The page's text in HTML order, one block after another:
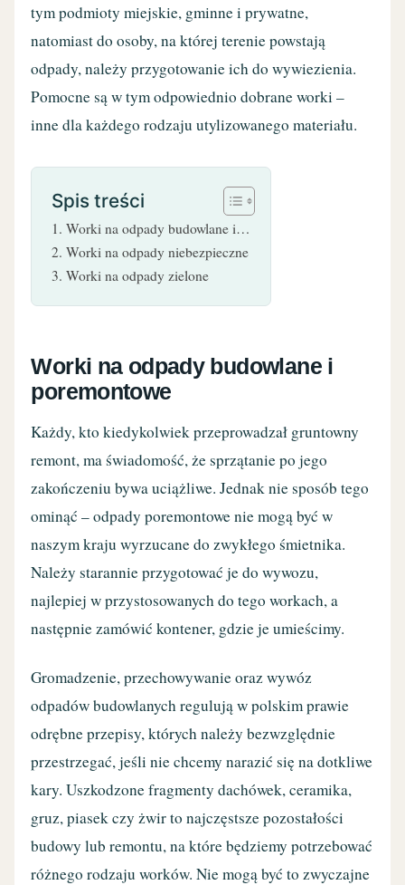
tym podmioty miejskie, gminne i prywatne,
natomiast do osoby, na której terenie powstają
odpady, należy przygotowanie ich do wywiezienia.
Pomocne są w tym odpowiednio dobrane worki –
inne dla każdego rodzaju utylizowanego materiału.
Spis treści
Worki na odpady budowlane i…
Worki na odpady niebezpieczne
Worki na odpady zielone
Worki na odpady budowlane i
poremontowe
Każdy, kto kiedykolwiek przeprowadzał gruntowny
remont, ma świadomość, że sprzątanie po jego
zakończeniu bywa uciążliwe. Jednak nie sposób tego
ominąć – odpady poremontowe nie mogą być w
naszym kraju wyrzucane do zwykłego śmietnika.
Należy starannie przygotować je do wywozu,
najlepiej w przystosowanych do tego workach, a
następnie zamówić kontener, gdzie je umieścimy.
Gromadzenie, przechowywanie oraz wywóz
odpadów budowlanych regulują w polskim prawie
odrębne przepisy, których należy bezwzględnie
przestrzegać, jeśli nie chcemy narazić się na dotkliwe
kary. Uszkodzone fragmenty dachówek, ceramika,
gruz, piasek czy żwir to najczęstsze pozostałości
budowy lub remontu, na które będziemy potrzebować
różnego rodzaju worków. Nie mogą być to zwyczajne